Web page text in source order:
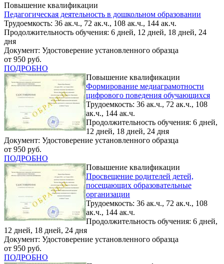
Повышение квалификации
Педагогическая деятельность в дошкольном образовании
Трудоемкость: 36 ак.ч., 72 ак.ч., 108 ак.ч., 144 ак.ч.
Продолжительность обучения: 6 дней, 12 дней, 18 дней, 24
дня
Документ: Удостоверение установленного образца
от 950 руб.
ПОДРОБНО
Повышение квалификации
Формирование медиаграмотности
цифрового поведения обучающихся
Трудоемкость: 36 ак.ч., 72 ак.ч., 108
ак.ч., 144 ак.ч.
Продолжительность обучения: 6 дней,
12 дней, 18 дней, 24 дня
Документ: Удостоверение установленного образца
от 950 руб.
ПОДРОБНО
Повышение квалификации
Просвещение родителей детей,
посещающих образовательные
организации
Трудоемкость: 36 ак.ч., 72 ак.ч., 108
ак.ч., 144 ак.ч.
Продолжительность обучения: 6 дней,
12 дней, 18 дней, 24 дня
Документ: Удостоверение установленного образца
от 950 руб.
ПОДРОБНО